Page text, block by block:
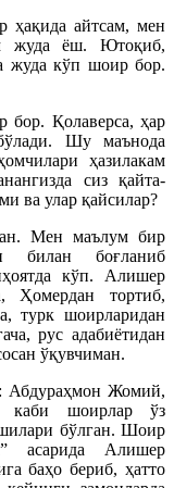
ҳақида айтсам, мен
жуда ёш. Ютоқиб,
жуда кўп шоир бор.
Қолаверса, ҳар
Шу маънода
ҳазилакам
сиз қайта-
ва улар қайсилар?
Мен маълум бир
билан боғланиб
кўп. Алишер
Ҳомердан тортиб,
турк шоирларидан
рус адабиётидан
ўқувчиман.
Абдураҳмон Жомий,
каби шоирлар ўз
бўлган. Шоир
асарида Алишер
баҳо бериб, ҳатто